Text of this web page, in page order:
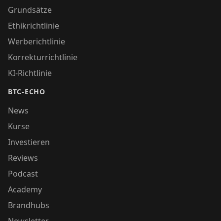
Grundsätze
Ethikrichtlinie
Werberichtlinie
Korrekturrichtlinie
KI-Richtlinie
BTC-ECHO
News
Kurse
Investieren
Reviews
Podcast
Academy
Brandhubs